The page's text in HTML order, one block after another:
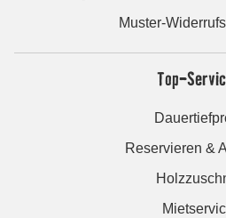
Muster-
Top-
Reservieren &